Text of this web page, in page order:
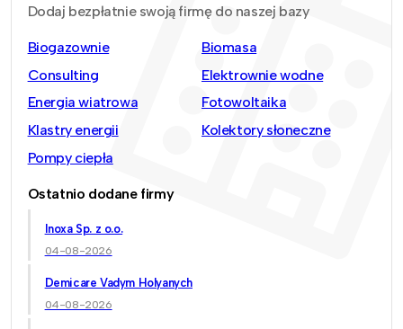
Dodaj bezpłatnie swoją firmę do naszej bazy
Biogazownie
Biomasa
Consulting
Elektrownie wodne
Energia wiatrowa
Fotowoltaika
Klastry energii
Kolektory słoneczne
Pompy ciepła
Ostatnio dodane firmy
Inoxa Sp. z o.o.
04-08-2026
Demicare Vadym Holyanych
04-08-2026